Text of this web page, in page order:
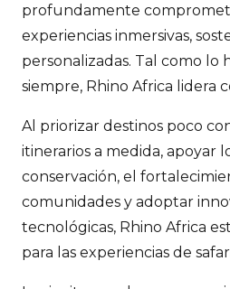
profundamente
experiencias inmersivas,
personalizadas. Tal como lo
siempre, Rhino Africa lidera
Al priorizar destinos poco
itinerarios a medida, apoyar
conservación, el
comunidades y adoptar
tecnológicas, Rhino Africa
para las experiencias de